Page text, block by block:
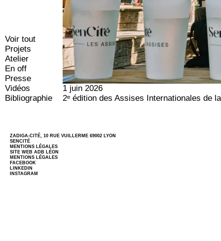
Voir tout
Projets
Atelier
En off
Presse
Vidéos
Bibliographie
1 juin 2026
2ᵉ édition des Assises Internationales de
ZADIGA-CITÉ, 10 RUE VUILLERME 69002 LYON
SENCITÉ
MENTIONS LÉGALES
SITE WEBADB LÉON
MENTIONS LÉGALES
FACEBOOK
LINKEDIN
INSTAGRAM